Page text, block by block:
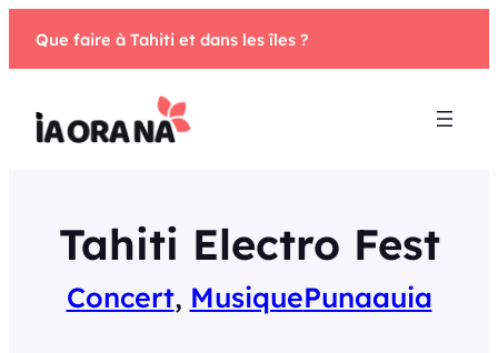
Que faire à Tahiti et dans les îles ?
Tahiti Electro Fest
Concert, MusiquePunaauia